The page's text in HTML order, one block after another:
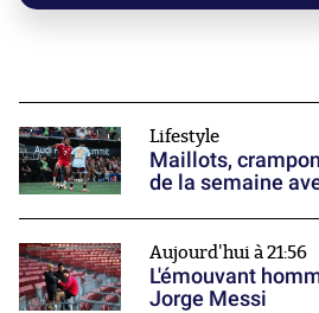
Lifestyle
Maillots,
de la semaine
Aujourd'hui à 21:56
L'émouvant
Jorge Messi